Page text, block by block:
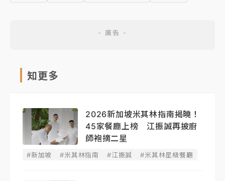
知更多
2026新加坡米其林指南揭曉！
45家餐廳上榜 江振誠再披廚
師袍摘二星
#新加坡 #米其林指南 #江振誠 #米其林星級餐廳